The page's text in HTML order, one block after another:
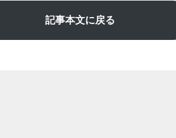
記事本文に戻る